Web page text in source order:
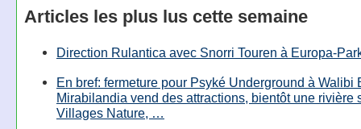
Articles les plus lus cette semaine
Direction Rulantica avec Snorri Touren à Europa-
En bref: fermeture pour Psyké Underground à Walibi
Mirabilandia vend des attractions, bientôt une rivière
Villages Nature, …